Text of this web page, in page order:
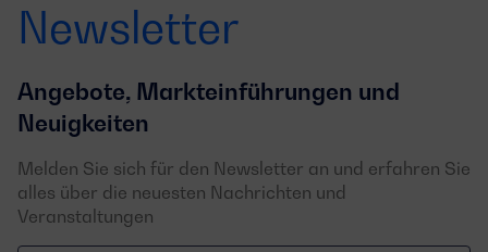
Newsletter
Angebote, Markteinführungen und
Neuigkeiten
Melden Sie sich für den Newsletter an und erfahren Sie
alles über die neuesten Nachrichten und
Veranstaltungen